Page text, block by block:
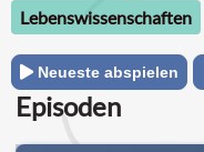
Lebenswissenschaften
Neueste abspielen
Episoden